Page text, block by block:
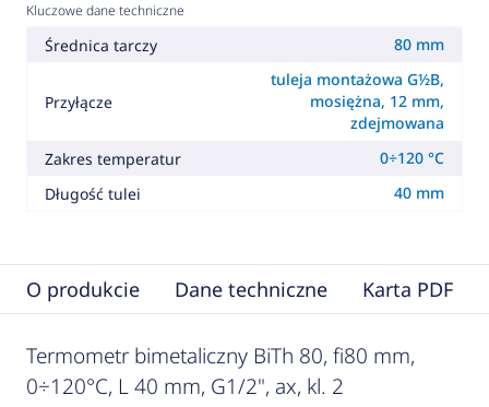
Kluczowe dane techniczne
Średnica tarczy 80 mm
Przyłącze
tuleja montażowa G½B,
mosiężna, 12 mm,
zdejmowana
Zakres temperatur
0÷120 °C
Długość tulei
40 mm
O produkcie Dane techniczne Karta PDF
Termometr bimetaliczny BiTh 80, fi80 mm,
0÷120°C, L 40 mm, G1/2", ax, kl. 2